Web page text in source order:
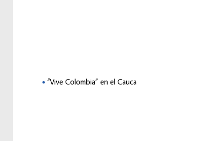
“Vive Colombia” en el Cauca